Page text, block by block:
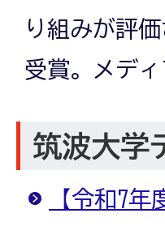
り組みが評
受賞。メデ
筑波大学
【令和7